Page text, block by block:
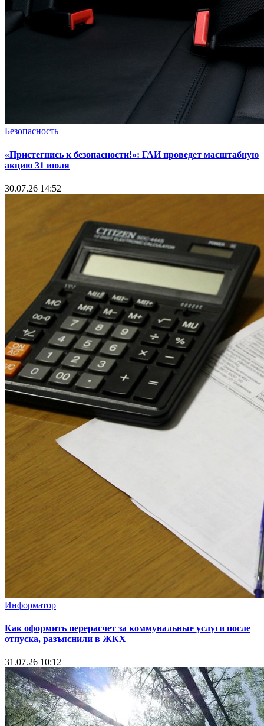
Безопасность
«Пристегнись к безопасности!»: ГАИ проведет масштабную
акцию 31 июля
30.07.26 14:52
Информатор
Как оформить перерасчет за коммунальные услуги после
отпуска, разъяснили в ЖКХ
31.07.26 10:12